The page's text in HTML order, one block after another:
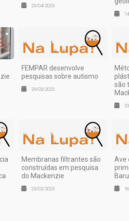
25/04/2023
FEMPAR desenvolve
pesquisas sobre autismo
29/03/2023
são
Membranas filtrantes são
construídas em pesquisa
do Mackenzie
23/02/2023
Ave